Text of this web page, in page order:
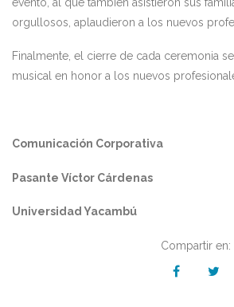
orgullosos, aplaudieron a los nuevos
Finalmente, el cierre de cada ceremonia
musical en honor a los nuevos
Comunicación Corporativa
Pasante Víctor Cárdenas
Universidad Yacambú
Compartir en: